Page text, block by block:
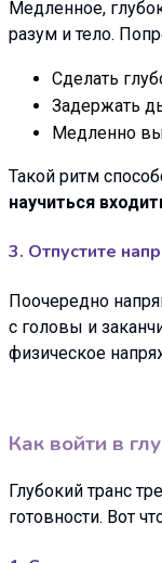
Медленное,
разум и тело.
Сделать
Задержать
Медленно
Такой ритм
научиться
3. Отпустите
Поочередно
с головы и
физическое
Как войти в
Глубокий транс
готовности. Вот